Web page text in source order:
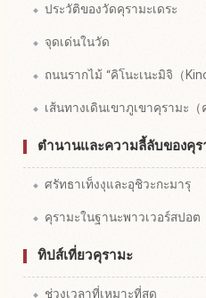
ประวัติของวัดคุรามะเดระ
จุดเด่นในวัด
ถนนรากไม้ “คิโนะเนะมิจิ（
เส้นทางเดินเขาภูเขาคุรามะ（
ตำนานและความลี้ลับของคุร
ศรัทธาเท็งงุและอุชิวะกะมารุ
คุรามะในฐานะพาวเวอร์สปอต
ทิปส์เที่ยวคุรามะ
ช่วงเวลาที่เหมาะที่สุด